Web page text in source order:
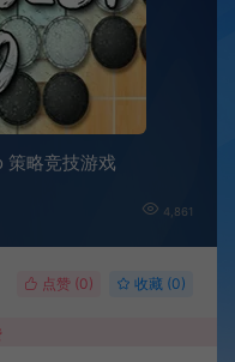
略竞技游戏
4,861
点赞 (0) 收藏 (0)